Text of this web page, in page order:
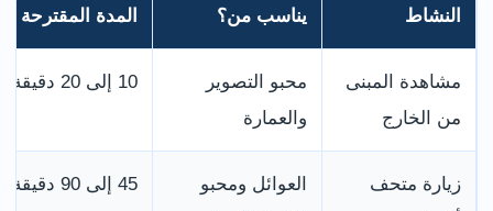
النشاط يناسب من؟ المدة المقترحة
مشاهدة المبنى
من الخارج
محبو التصوير
والعمارة
10 إلى 20 دقيقة
زيارة متحف
العوائل ومحبو
45 إلى 90 دقيقة